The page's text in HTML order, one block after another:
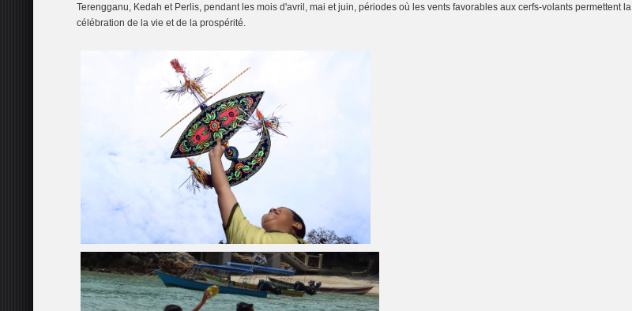
Terengganu, Kedah et Perlis, pendant les mois d'avril, mai et juin, périodes où les vents favorables aux cerfs-volants permettent la
célébration de la vie et de la prospérité.